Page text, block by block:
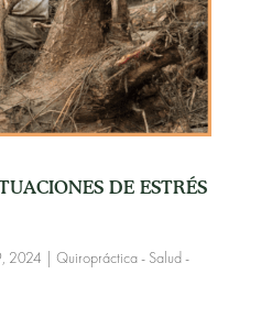
DE ESTRÉS
2024 Quiropráctica - Salud -